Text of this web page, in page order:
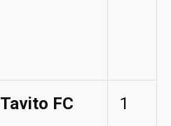
Tavito FC 1